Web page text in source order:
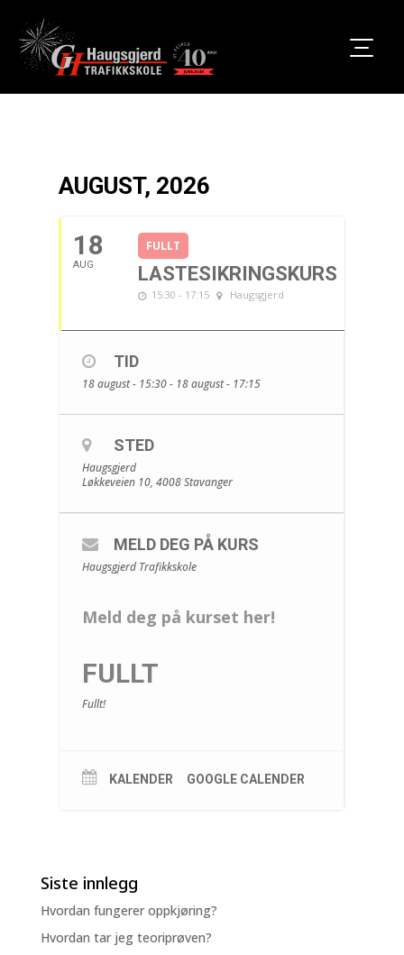
AUGUST, 2026
18
AUG
FULLT
LASTESIKRINGSKURS
15:30 - 17:15 Haugsgjerd
TID
18 august - 15:30 - 18 august - 17:15
STED
Haugsgjerd
Løkkeveien 10, 4008 Stavanger
MELD DEG PÅ KURS
Haugsgjerd Trafikkskole
Meld deg på kurset her!
FULLT
Fullt!
KALENDER GOOGLE CALENDER
Siste innlegg
Hvordan fungerer oppkjøring?
Hvordan tar jeg teoriprøven?